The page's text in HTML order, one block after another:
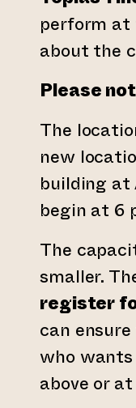
perform at
about the
Please
The
new
building at
begin at 6
The
smaller.
register
can
who
above or